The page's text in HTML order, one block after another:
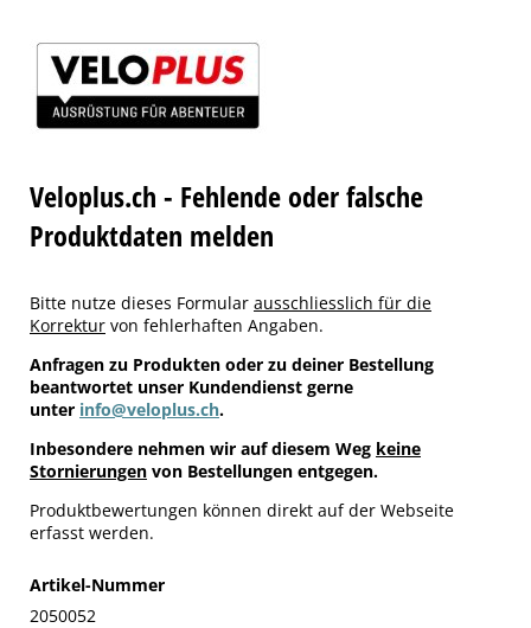
Veloplus.ch - Fehlende oder falsche
Produktdaten melden
Bitte nutze dieses Formular ausschliesslich für die
Korrektur von fehlerhaften Angaben.
Anfragen zu Produkten oder zu deiner Bestellung
beantwortet unser Kundendienst gerne
unter info@veloplus.ch.
Inbesondere nehmen wir auf diesem Weg keine
Stornierungen von Bestellungen entgegen.
Produktbewertungen können direkt auf der Webseite
erfasst werden.
Artikel-Nummer
2050052